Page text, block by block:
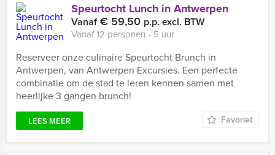
Speurtocht Lunch in Antwerpen
Vanaf€ 59,50 p.p. excl. BTW
Vanaf 12 personen ‐ 5 uur
Reserveer onze culinaire Speurtocht Brunch in
Antwerpen, van Antwerpen Excursies. Een perfecte
combinatie om de stad te leren kennen samen met
heerlijke 3 gangen brunch!
LEES MEER Favoriet